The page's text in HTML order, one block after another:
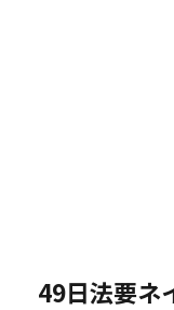
49日法要ネ